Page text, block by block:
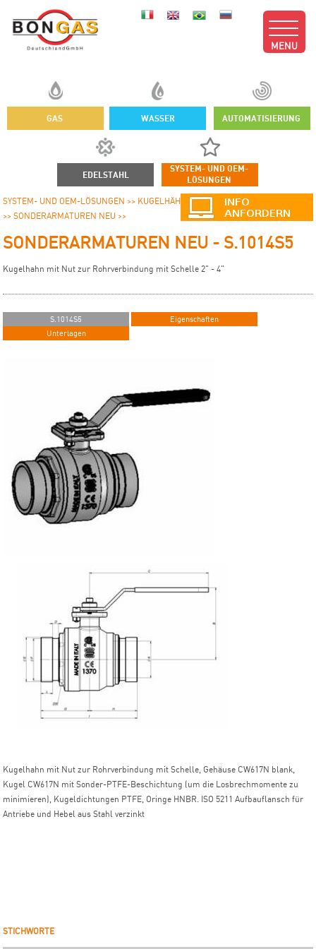
MENU
GAS WASSER AUTOMATISIERUNG
EDELSTAHL
SYSTEM- UND OEM-
LÖSUNGEN
SYSTEM- UND OEM-LÖSUNGEN >> KUGELHÄHNE OEM - SONDERARMATUREN
>>SONDERARMATUREN NEU >>
SONDERARMATUREN NEU - S.1014S5
Kugelhahn mit Nut zur Rohrverbindung mit Schelle 2" - 4"
S.1014S5
Eigenschaften
Unterlagen
Kugelhahn mit Nut zur Rohrverbindung mit Schelle, Gehäuse CW617N blank,
Kugel CW617N mit Sonder-PTFE-Beschichtung (um die Losbrechmomente zu
minimieren), Kugeldichtungen PTFE, Oringe HNBR. ISO 5211 Aufbauflansch für
Antriebe und Hebel aus Stahl verzinkt
STICHWORTE